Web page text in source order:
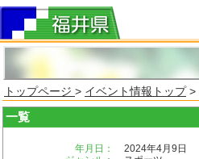
トップページ > イベント情報トップ>
一覧
年月日：
2024年4月9日